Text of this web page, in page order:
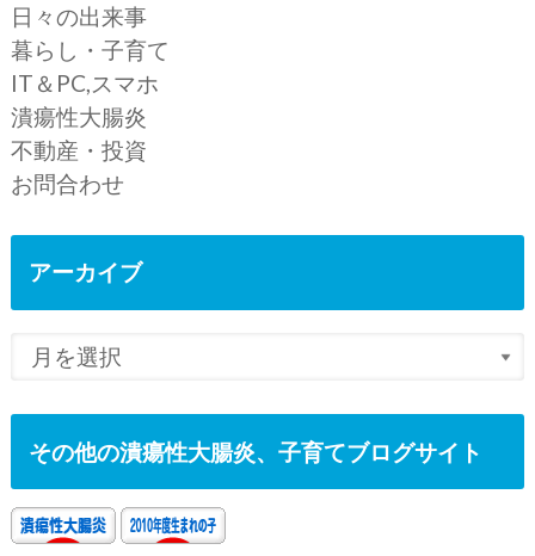
日々の出来事
暮らし・子育て
IT＆PC,スマホ
潰瘍性大腸炎
不動産・投資
お問合わせ
アーカイブ
その他の潰瘍性大腸炎、子育てブログサイト